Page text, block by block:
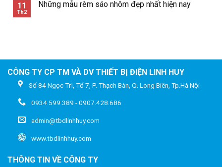
11
Th2
Những mẫu rèm sáo nhôm đẹp nhất hiện nay
CÔNG TY CP TM VÀ DV THIẾT BỊ ĐIỆN LINH HUY
Số 84 Ngọc Trì, Tổ 7, P. Thạch Bàn, Q. Long Biên, Tp.Hà Nội
0934.599.389 - 0907.428.686
admin@tbdlinhhuy.com
www.tbdlinhhuy.com
THÔNG TIN VỀ CÔNG TY